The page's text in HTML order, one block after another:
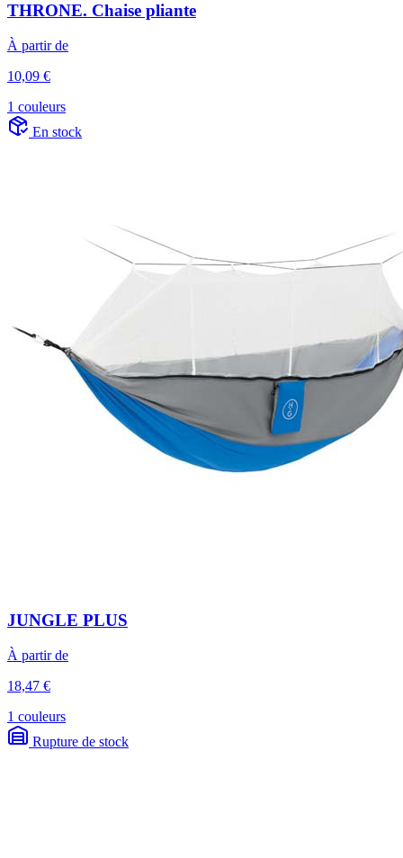
THRONE. Chaise pliante
À partir de
10,09 €
1 couleurs
En stock
JUNGLE PLUS
À partir de
18,47 €
1 couleurs
Rupture de stock